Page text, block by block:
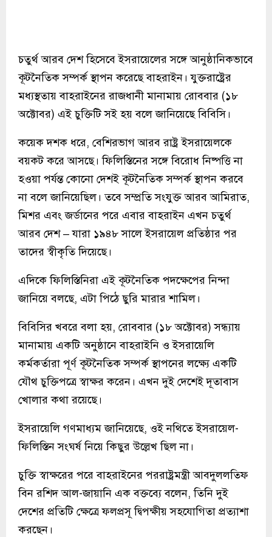
চতুর্থ আরব দেশ হিসেবে ইসরায়েলের সঙ্গে আনুষ্ঠানিকভাবে
কূটনৈতিক সম্পর্ক স্থাপন করেছে বাহরাইন। যুক্তরাষ্ট্রের
মধ্যস্থতায় বাহরাইনের রাজধানী মানামায় রোববার (১৮
অক্টোবর) এই চুক্তিটি সই হয় বলে জানিয়েছে বিবিসি।
কয়েক দশক ধরে, বেশিরভাগ আরব রাষ্ট্র ইসরায়েলকে
বয়কট করে আসছে। ফিলিস্তিনের সঙ্গে বিরোধ নিষ্পত্তি না
হওয়া পর্যন্ত কোনো দেশই কূটনৈতিক সম্পর্ক স্থাপন করবে
না বলে জানিয়েছিল। তবে সম্প্রতি সংযুক্ত আরব আমিরাত,
মিশর এবং জর্ডানের পরে এবার বাহরাইন এখন চতুর্থ
আরব দেশ – যারা ১৯৪৮ সালে ইসরায়েল প্রতিষ্ঠার পর
তাদের স্বীকৃতি দিয়েছে।
এদিকে ফিলিস্তিনিরা এই কূটনৈতিক পদক্ষেপের নিন্দা
জানিয়ে বলছে, এটা পিঠে ছুরি মারার শামিল।
বিবিসির খবরে বলা হয়, রোববার (১৮ অক্টোবর) সন্ধ্যায়
মানামায় একটি অনুষ্ঠানে বাহরাইনি ও ইসরায়েলি
কর্মকর্তারা পূর্ণ কূটনৈতিক সম্পর্ক স্থাপনের লক্ষ্যে একটি
যৌথ চুক্তিপত্রে স্বাক্ষর করেন। এখন দুই দেশেই দূতাবাস
খোলার কথা রয়েছে।
ইসরায়েলি গণমাধ্যম জানিয়েছে, ওই নথিতে ইসরায়েল-
ফিলিস্তিন সংঘর্ষ নিয়ে কিছুর উল্লেখ ছিল না।
চুক্তি স্বাক্ষরের পরে বাহরাইনের পররাষ্ট্রমন্ত্রী আবদুললতিফ
বিন রশিদ আল-জায়ানি এক বক্তব্যে বলেন, তিনি দুই
দেশের প্রতিটি ক্ষেত্রে ফলপ্রসূ দ্বিপক্ষীয় সহযোগিতা প্রত্যাশা
করছেন।